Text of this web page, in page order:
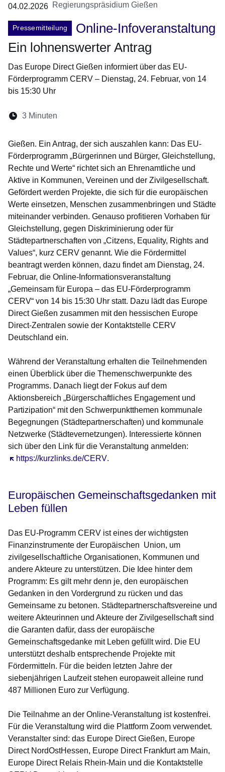
04.02.2026 Regierungspräsidium Gießen
Pressemitteilung
Online-Infoveranstaltung
Ein lohnenswerter Antrag
Das Europe Direct Gießen informiert über das EU-
Förderprogramm CERV – Dienstag, 24. Februar, von 14
bis 15:30 Uhr
Lesedauer:
3 Minuten
Gießen. Ein Antrag, der sich auszahlen kann: Das EU-
Förderprogramm „Bürgerinnen und Bürger, Gleichstellung,
Rechte und Werte“ richtet sich an Ehrenamtliche und
Aktive in Kommunen, Vereinen und der Zivilgesellschaft.
Gefördert werden Projekte, die sich für die europäischen
Werte einsetzen, Menschen zusammenbringen und Städte
miteinander verbinden. Genauso profitieren Vorhaben für
Gleichstellung, gegen Diskriminierung oder für
Städtepartnerschaften von „Citzens, Equality, Rights and
Values“, kurz CERV genannt. Wie die Fördermittel
beantragt werden können, dazu findet am Dienstag, 24.
Februar, die Online-Informationsveranstaltung
„Gemeinsam für Europa – das EU-Förderprogramm
CERV“ von 14 bis 15:30 Uhr statt. Dazu lädt das Europe
Direct Gießen zusammen mit den hessischen Europe
Direct-Zentralen sowie der Kontaktstelle CERV
Deutschland ein.
Während der Veranstaltung erhalten die Teilnehmenden
einen Überblick über die Themenschwerpunkte des
Programms. Danach liegt der Fokus auf dem
Aktionsbereich „Bürgerschaftliches Engagement und
Partizipation“ mit den Schwerpunktthemen kommunale
Begegnungen (Städtepartnerschaften) und kommunale
Netzwerke (Städtevernetzungen). Interessierte können
sich über den Link für die Veranstaltung anmelden:
https://kurzlinks.de/CERV
Öffnet sich in einem neuen Fenster
.
Europäischen Gemeinschaftsgedanken mit
Leben füllen
Das EU-Programm CERV ist eines der wichtigsten
Finanzinstrumente der Europäischen Union, um
zivilgesellschaftliche Organisationen, Kommunen und
andere Akteure zu unterstützen. Die Idee hinter dem
Programm: Es gilt mehr denn je, den europäischen
Gedanken in den Vordergrund zu rücken und das
Gemeinsame zu betonen. Städtepartnerschaftsvereine und
weitere Akteurinnen und Akteure der Zivilgesellschaft sind
die Garanten dafür, dass der europäische
Gemeinschaftsgedanke mit Leben gefüllt wird. Die EU
unterstützt deshalb entsprechende Projekte mit
Fördermitteln. Für die beiden letzten Jahre der
siebenjährigen Laufzeit stehen europaweit alleine rund
487 Millionen Euro zur Verfügung.
Die Teilnahme an der Online-Veranstaltung ist kostenfrei.
Für die Veranstaltung wird die Plattform Zoom verwendet.
Veranstalter sind: das Europe Direct Gießen, Europe
Direct NordOstHessen, Europe Direct Frankfurt am Main,
Europe Direct Relais Rhein-Main und die Kontaktstelle